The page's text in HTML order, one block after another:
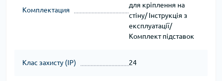
Комплектация
для кріплення на
стіну/ Інструкція з
експлуатації/
Комплект підставок
Клас захисту (IP) 24